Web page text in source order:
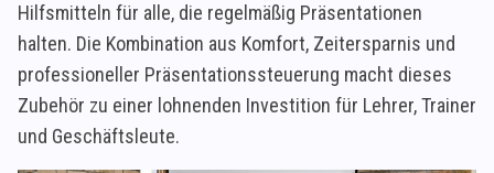
Hilfsmitteln für alle, die regelmäßig Präsentationen
halten. Die Kombination aus Komfort, Zeitersparnis und
professioneller Präsentationssteuerung macht dieses
Zubehör zu einer lohnenden Investition für Lehrer, Trainer
und Geschäftsleute.